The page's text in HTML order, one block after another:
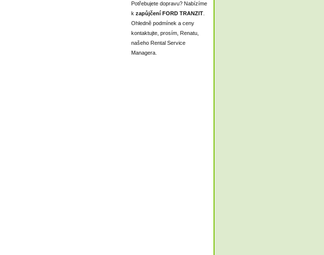
Potřebujete dopravu? Nabízíme
k zapůjčení FORD TRANZIT
Ohledně podmínek a ceny
kontaktujte, prosím, Renatu,
našeho Rental Service
Managera.